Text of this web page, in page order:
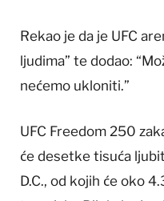
Rekao je da je UFC
ljudima” te dodao:
nećemo ukloniti.”
UFC Freedom 250
će desetke tisuća
D.C., od kojih će oko